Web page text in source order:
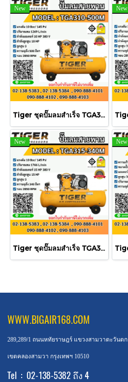
New
Tiger ชุดปั๊มลมสำเร็จ TGA310-500M 3สูบ 500L มอเตอร์ 10HP 380V
New
New
Tiger ชุดปั๊มลมสำเร็จ TGA315-340M 3สูบ 340L มอเตอร์ 15HP 380V
New
WWW.BIGAIR168.COM
289,289/1 ถนนหทัยราษฎร์ แขวงสามวาตะวันตก
เขตคลองสามวา กรุงเทพฯ 10510
Tel : 02-138-5382 ถึง 4